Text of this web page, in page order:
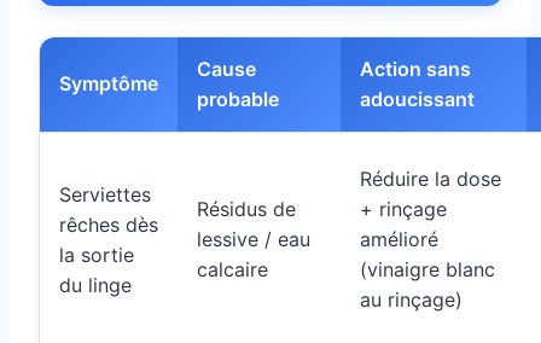
Symptôme
Cause
probable
Action sans
adoucissant
Serviettes
rêches dès
la sortie
du linge
Résidus de
lessive / eau
calcaire
Réduire la dose
+ rinçage
amélioré
(vinaigre blanc
au rinçage)